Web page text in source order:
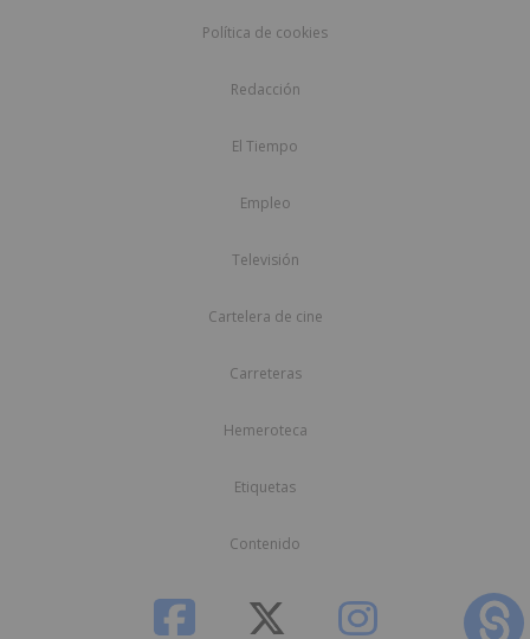
Política de cookies
Redacción
El Tiempo
Empleo
Televisión
Cartelera de cine
Carreteras
Hemeroteca
Etiquetas
Contenido